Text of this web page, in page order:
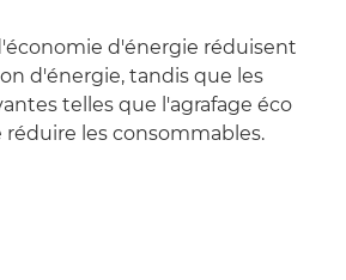
d'énergie réduisent
d'énergie, tandis que les
telles que l'agrafage éco
les consommables.